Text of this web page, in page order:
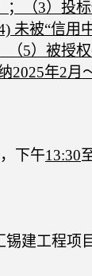
；（3） 投
未被“信用
（5） 被授
2025年2月
，下午13:30
建工程项